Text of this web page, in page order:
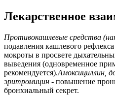
Лекарственное
Противокашлевые средства
подавления кашлевого
мокроты в просвете
выведения (одновременное
рекомендуется).Амоксициллин,
эритромицин - повышение
бронхиальный секрет.